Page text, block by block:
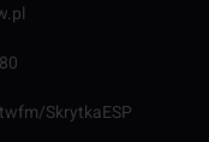
SkrytkaESP